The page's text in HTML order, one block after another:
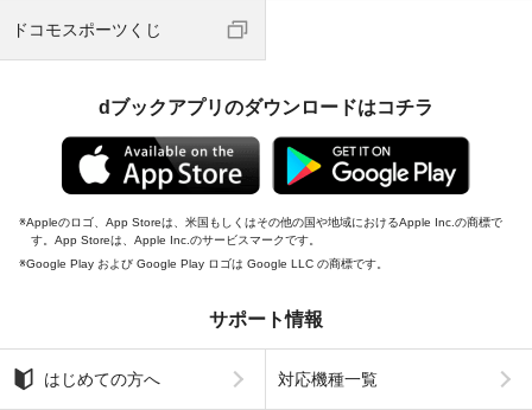
ドコモスポーツくじ
dブックアプリのダウンロードはコチラ
Appleのロゴ、App Storeは、米国もしくはその他の国や地域におけるApple Inc.の商標で
す。App Storeは、Apple Inc.のサービスマークです。
Google Play および Google Play ロゴは Google LLC の商標です。
サポート情報
はじめての方へ 対応機種一覧